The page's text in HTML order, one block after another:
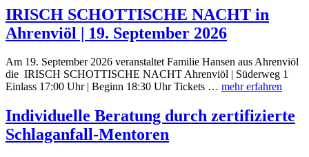
IRISCH SCHOTTISCHE NACHT in
Ahrenviöl | 19. September 2026
Am 19. September 2026 veranstaltet Familie Hansen aus Ahrenviöl
die IRISCH SCHOTTISCHE NACHT Ahrenviöl | Süderweg 1
Einlass 17:00 Uhr | Beginn 18:30 Uhr Tickets … mehr erfahren
Individuelle Beratung durch zertifizierte
Schlaganfall-Mentoren